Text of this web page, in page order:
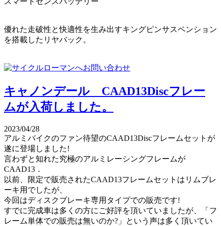
優れた走破性と快適性を生み出すキングピンサスペンション
を搭載したリヤバック。
キャノンデール CAAD13Discフレー
ムが入荷しました。
2023/04/28
アルミバイクのファン待望のCAAD13Discフレームセットが
遂に登場しました!
言わずと知れた究極のアルミレーシングフレームが
CAAD13．
以前、限定で販売されたCAAD13フレームセットはリムブレ
ーキ用でしたが、
今回はディスクブレーキ専用タイプでの販売です!
すでに完成車は多くの方にご好評を頂いていましたが、「フ
レーム単体での販売は無いのか?」という声は多く頂いてい